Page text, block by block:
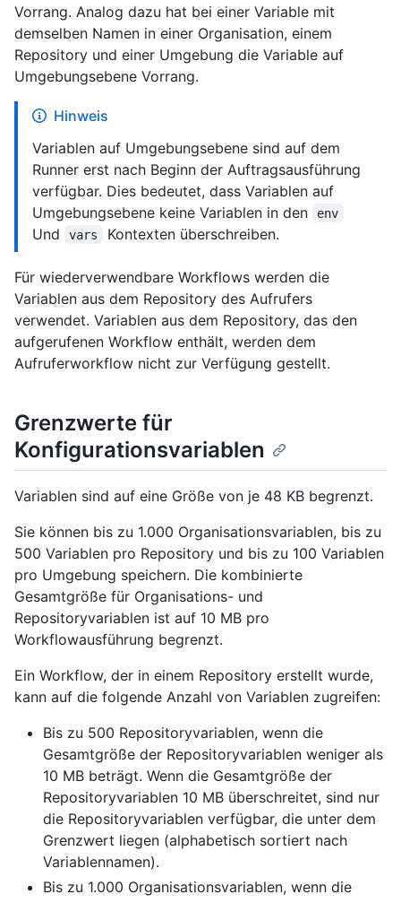
Vorrang. Analog dazu hat bei einer Variable mit
demselben Namen in einer Organisation, einem
Repository und einer Umgebung die Variable auf
Umgebungsebene Vorrang.
Hinweis
Variablen auf Umgebungsebene sind auf dem
Runner erst nach Beginn der Auftragsausführung
verfügbar. Dies bedeutet, dass Variablen auf
Umgebungsebene keine Variablen in den
env
Und vars Kontexten überschreiben.
Für wiederverwendbare Workflows werden die
Variablen aus dem Repository des Aufrufers
verwendet. Variablen aus dem Repository, das den
aufgerufenen Workflow enthält, werden dem
Aufruferworkflow nicht zur Verfügung gestellt.
Grenzwerte für
Konfigurationsvariablen
Variablen sind auf eine Größe von je 48 KB begrenzt.
Sie können bis zu 1.000 Organisationsvariablen, bis zu
500 Variablen pro Repository und bis zu 100 Variablen
pro Umgebung speichern. Die kombinierte
Gesamtgröße für Organisations- und
Repositoryvariablen ist auf 10 MB pro
Workflowausführung begrenzt.
Ein Workflow, der in einem Repository erstellt wurde,
kann auf die folgende Anzahl von Variablen zugreifen:
Bis zu 500 Repositoryvariablen, wenn die
Gesamtgröße der Repositoryvariablen weniger als
10 MB beträgt. Wenn die Gesamtgröße der
Repositoryvariablen 10 MB überschreitet, sind nur
die Repositoryvariablen verfügbar, die unter dem
Grenzwert liegen (alphabetisch sortiert nach
Variablennamen).
Bis zu 1.000 Organisationsvariablen, wenn die